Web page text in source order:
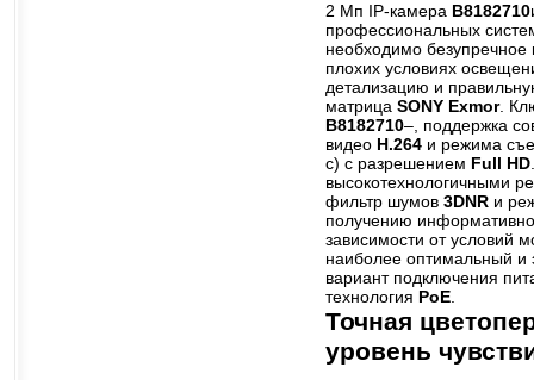
2 Мп IP-камера B8182710
профессиональных
необходимо безупречное
плохих условиях
детализацию и
матрица SONY Exmor.
B8182710–, поддержка
видео H.264 и режима
с) с разрешением Full HD
высокотехнологичными
фильтр шумов 3DNR и
получению
зависимости от условий
наиболее оптимальный и
вариант подключения
технология PoE.
Точная
уровень